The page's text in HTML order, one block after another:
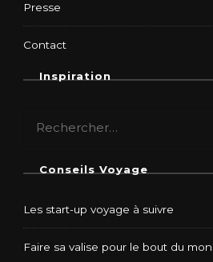
Presse
Contact
Inspiration
Conseils Voyage
Les start-up voyage à suivre
Faire sa valise pour le bout du